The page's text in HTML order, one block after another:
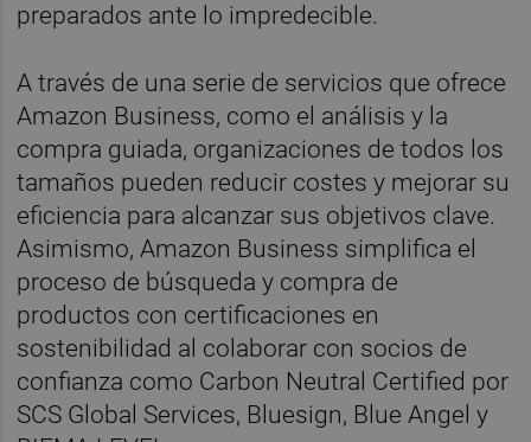
preparados ante lo impredecible.
A través de una serie de servicios que ofrece
Amazon Business, como el análisis y la
compra guiada, organizaciones de todos los
tamaños pueden reducir costes y mejorar su
eficiencia para alcanzar sus objetivos clave.
Asimismo, Amazon Business simplifica el
proceso de búsqueda y compra de
productos con certificaciones en
sostenibilidad al colaborar con socios de
confianza como Carbon Neutral Certified por
SCS Global Services, Bluesign, Blue Angel y